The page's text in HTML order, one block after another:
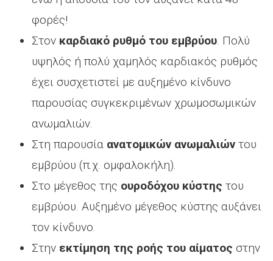
φορές!
Στον καρδιακό ρυθμό του εμβρύου. Πολύ
υψηλός ή πολύ χαμηλός καρδιακός ρυθμός
έχει συσχετιστεί με αυξημένο κίνδυνο
παρουσίας συγκεκριμένων χρωμοσωμικών
ανωμαλιών.
Στη παρουσία ανατομικών ανωμαλιών του
εμβρύου (π.χ. ομφαλοκήλη).
Στο μέγεθος της ουροδόχου κύστης του
εμβρύου. Αυξημένο μέγεθος κύστης αυξάνει
τον κίνδυνο.
Στην εκτίμηση της ροής του αίματος στην